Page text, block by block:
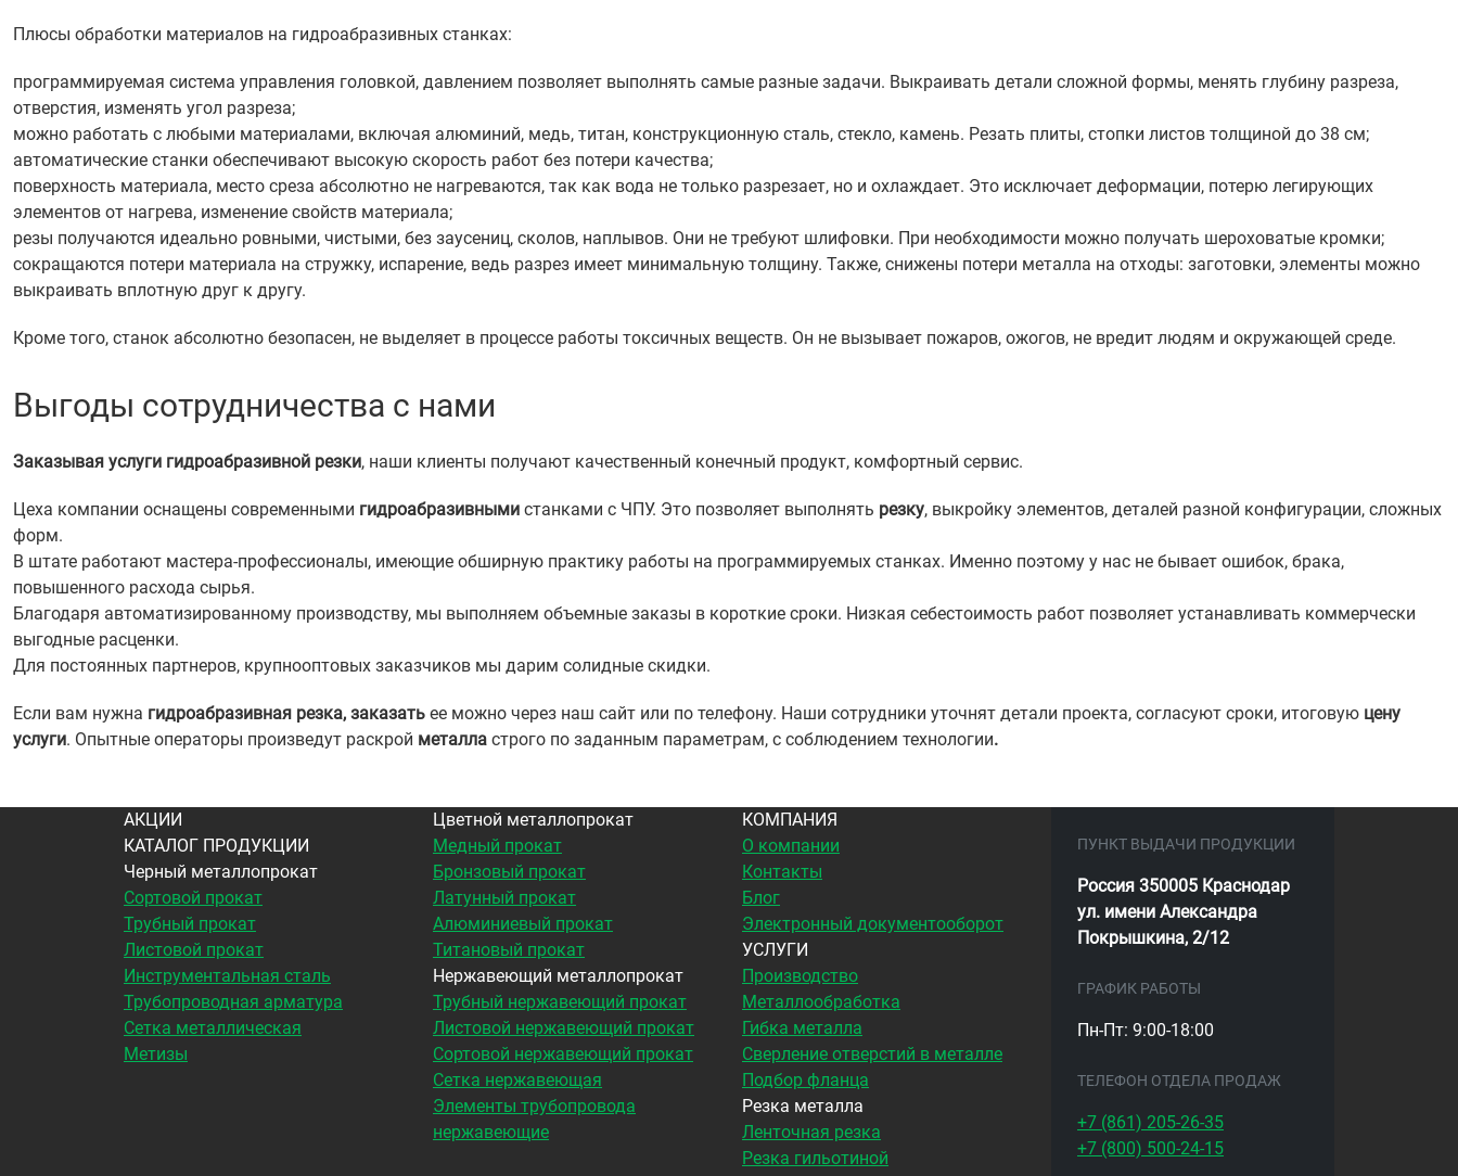
Плюсы обработки материалов на гидроабразивных станках:
программируемая система управления головкой, давлением позволяет выполнять самые разные задачи. Выкраивать детали сложной формы, менять глубину разреза,
отверстия, изменять угол разреза;
можно работать с любыми материалами, включая алюминий, медь, титан, конструкционную сталь, стекло, камень. Резать плиты, стопки листов толщиной до 38 см;
автоматические станки обеспечивают высокую скорость работ без потери качества;
поверхность материала, место среза абсолютно не нагреваются, так как вода не только разрезает, но и охлаждает. Это исключает деформации, потерю легирующих
элементов от нагрева, изменение свойств материала;
резы получаются идеально ровными, чистыми, без заусениц, сколов, наплывов. Они не требуют шлифовки. При необходимости можно получать шероховатые кромки;
сокращаются потери материала на стружку, испарение, ведь разрез имеет минимальную толщину. Также, снижены потери металла на отходы: заготовки, элементы можно
выкраивать вплотную друг к другу.
Кроме того, станок абсолютно безопасен, не выделяет в процессе работы токсичных веществ. Он не вызывает пожаров, ожогов, не вредит людям и окружающей среде.
Выгоды сотрудничества с нами
Заказывая услуги гидроабразивной резки, наши клиенты получают качественный конечный продукт, комфортный сервис.
Цеха компании оснащены современными гидроабразивными станками с ЧПУ. Это позволяет выполнять резку, выкройку элементов, деталей разной конфигурации, сложных
форм.
В штате работают мастера-профессионалы, имеющие обширную практику работы на программируемых станках. Именно поэтому у нас не бывает ошибок, брака,
повышенного расхода сырья.
Благодаря автоматизированному производству, мы выполняем объемные заказы в короткие сроки. Низкая себестоимость работ позволяет устанавливать коммерчески
выгодные расценки.
Для постоянных партнеров, крупнооптовых заказчиков мы дарим солидные скидки.
Если вам нужна гидроабразивная резка, заказать ее можно через наш сайт или по телефону. Наши сотрудники уточнят детали проекта, согласуют сроки, итоговую цену
услуги. Опытные операторы произведут раскрой металла строго по заданным параметрам, с соблюдением технологии.
АКЦИИ
КАТАЛОГ ПРОДУКЦИИ
Черный металлопрокат
Сортовой прокат
Трубный прокат
Листовой прокат
Инструментальная сталь
Трубопроводная арматура
Сетка металлическая
Метизы
Цветной металлопрокат
Медный прокат
Бронзовый прокат
Латунный прокат
Алюминиевый прокат
Титановый прокат
Нержавеющий металлопрокат
Трубный нержавеющий прокат
Листовой нержавеющий прокат
Сортовой нержавеющий прокат
Сетка нержавеющая
Элементы трубопровода
нержавеющие
КОМПАНИЯ
О компании
Контакты
Блог
Электронный документооборот
УСЛУГИ
Производство
Металлообработка
Гибка металла
Сверление отверстий в металле
Подбор фланца
Резка металла
Ленточная резка
Резка гильотиной
ПУНКТ ВЫДАЧИ ПРОДУКЦИИ
Россия 350005 Краснодар
ул. имени Александра
Покрышкина, 2/12
ГРАФИК РАБОТЫ
Пн-Пт: 9:00-18:00
ТЕЛЕФОН ОТДЕЛА ПРОДАЖ
+7 (861) 205-26-35
+7 (800) 500-24-15